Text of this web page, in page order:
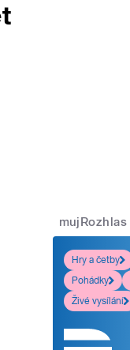
mujRozhlas
Hry a četby
Pohádky
Živé vysílání